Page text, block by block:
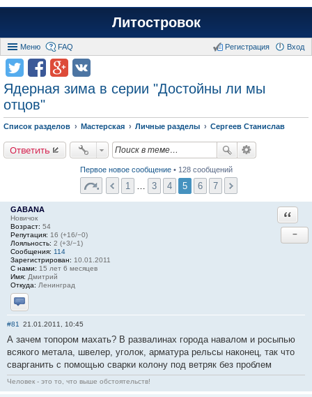
Литостровок
Меню FAQ Вход
Регистрация
Ядерная зима в серии "Достойны ли мы
отцов"
Список разделов Мастерская Личные разделы Сергеев Станислав
Ответить
Первое новое сообщение• 128 сообщений
1 3 4 5 6 7
GABANA
Новичок
Возраст: 54
Репутация: 16 (+16/−0)
Лояльность: 2 (+3/−1)
Сообщения: 114
Зарегистрирован: 10.01.2011
С нами: 15 лет 6 месяцев
Имя: Дмитрий
Откуда: Ленинград
Отправить личное сообщение
−
#81 21.01.2011, 10:45
А зачем топором махать? В развалинах города навалом и росыпью
всякого метала, швелер, уголок, арматура рельсы наконец, так что
сварганить с помощью сварки колону под ветряк без проблем
Человек - это то, что выше обстоятельств!